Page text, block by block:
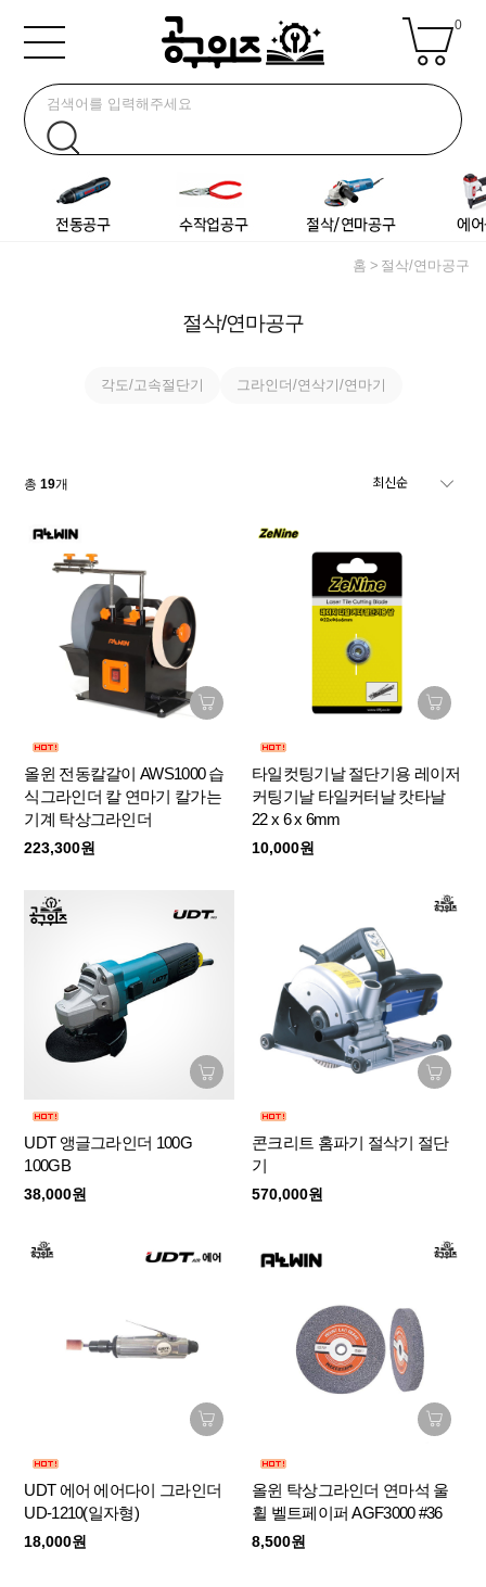
0
홈 절삭/연마공구
절삭/연마공구
각도/고속절단기 그라인더/연삭기/연마기
총19개
올윈 전동칼갈이 AWS1000 습
식그라인더 칼 연마기 칼가는
기계 탁상그라인더
223,300원
타일컷팅기날 절단기용 레이저
커팅기날 타일커터날 캇타날
22 x 6 x 6mm
10,000원
UDT 앵글그라인더 100G
100GB
38,000원
콘크리트 홈파기 절삭기 절단
기
570,000원
UDT 에어 에어다이 그라인더
UD-1210(일자형)
18,000원
올윈 탁상그라인더 연마석 울
휠 벨트페이퍼 AGF3000 #36
8,500원